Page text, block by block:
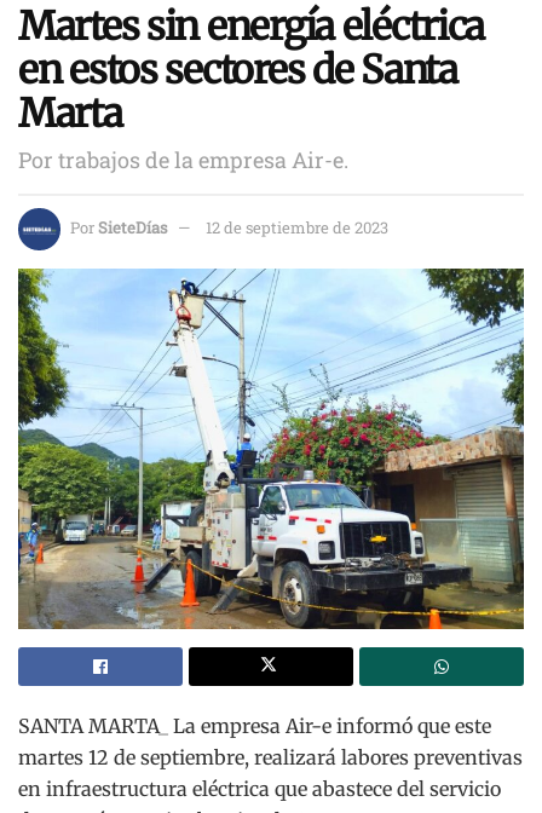
Martes sin energía eléctrica
en estos sectores de Santa
Marta
Por trabajos de la empresa Air-e.
PorSieteDías 12 de septiembre de 2023
SANTA MARTA_ La empresa Air-e informó que este
martes 12 de septiembre, realizará labores preventivas
en infraestructura eléctrica que abastece del servicio